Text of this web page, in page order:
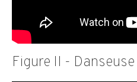
Figure II -